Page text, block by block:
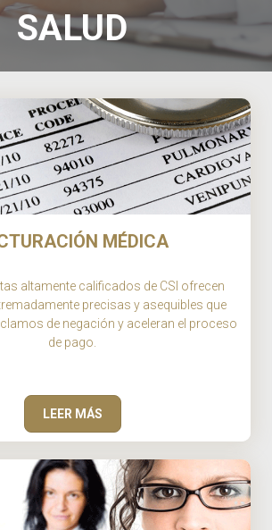
SALUD
MÉDICA
altamente calificados de CSI ofrecen
precisas y asequibles que
de negación y aceleran el proceso
de pago.
LEER MÁS